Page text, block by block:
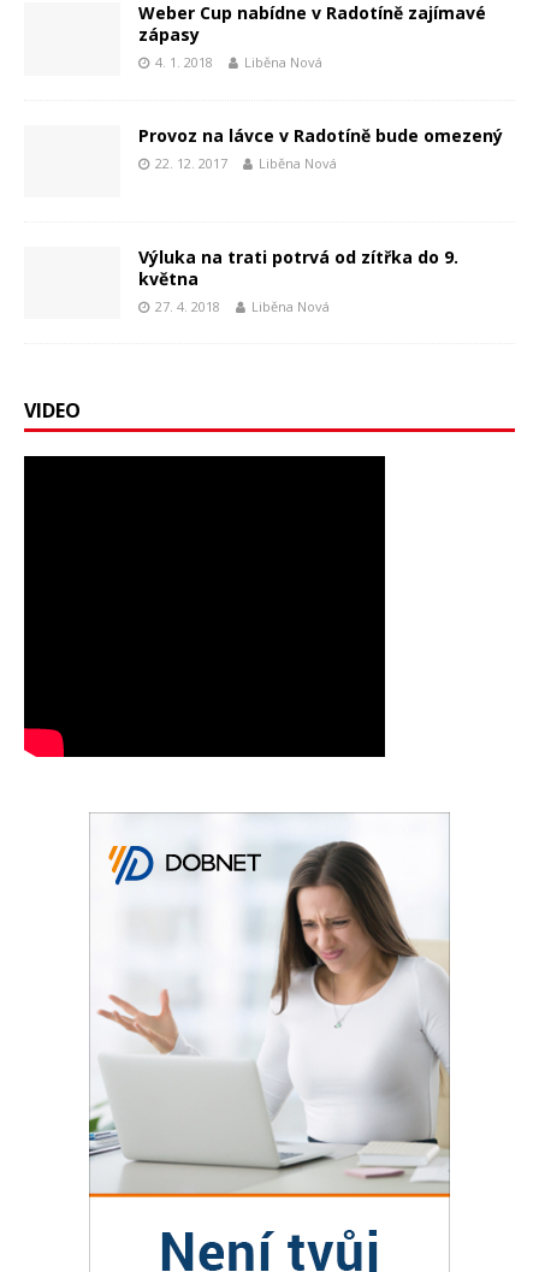
Weber Cup nabídne v Radotíně zajímavé
zápasy
4. 1. 2018 Liběna Nová
Provoz na lávce v Radotíně bude omezený
22. 12. 2017 Liběna Nová
Výluka na trati potrvá od zítřka do 9.
května
27. 4. 2018 Liběna Nová
VIDEO